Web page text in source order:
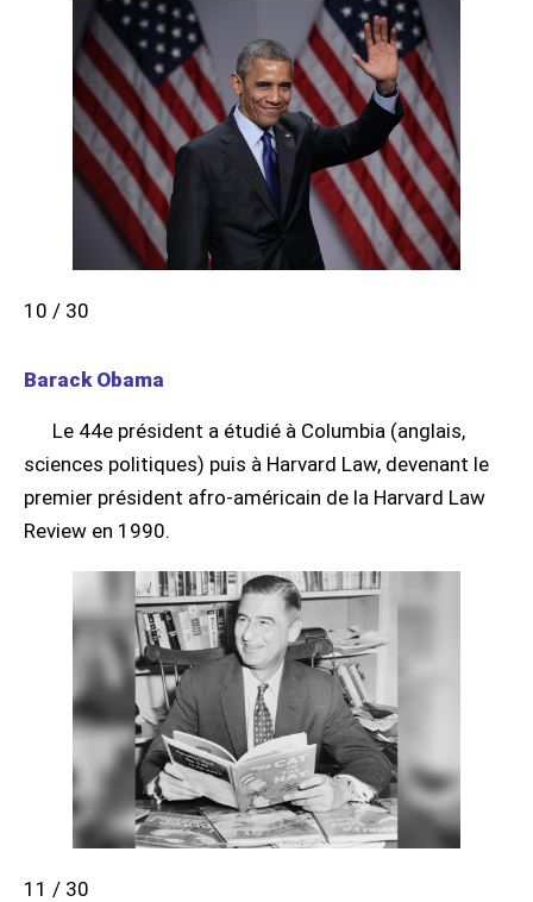
10 / 30
Barack Obama
Le 44e président a étudié à Columbia (anglais,
sciences politiques) puis à Harvard Law, devenant le
premier président afro-américain de la Harvard Law
Review en 1990.
11 / 30